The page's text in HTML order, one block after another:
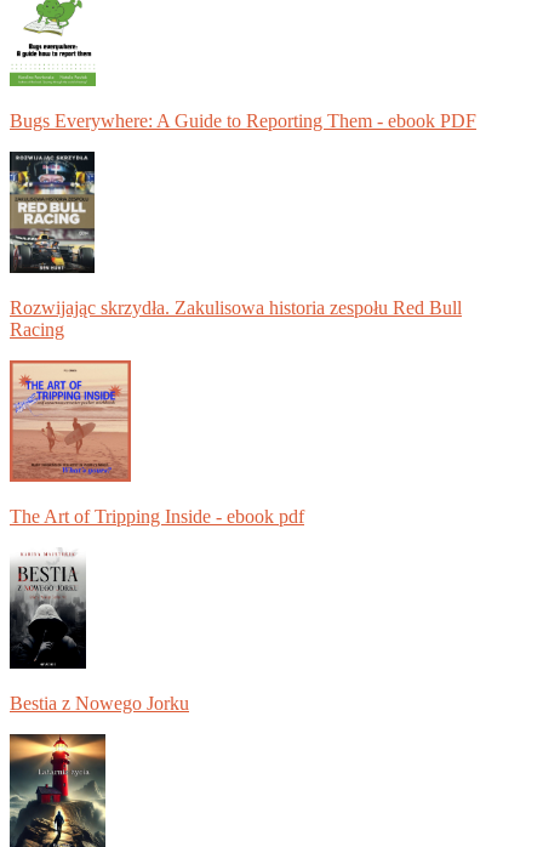
Bugs Everywhere: A Guide to Reporting Them - ebook PDF
Rozwijając skrzydła. Zakulisowa historia zespołu Red Bull
Racing
The Art of Tripping Inside - ebook pdf
Bestia z Nowego Jorku